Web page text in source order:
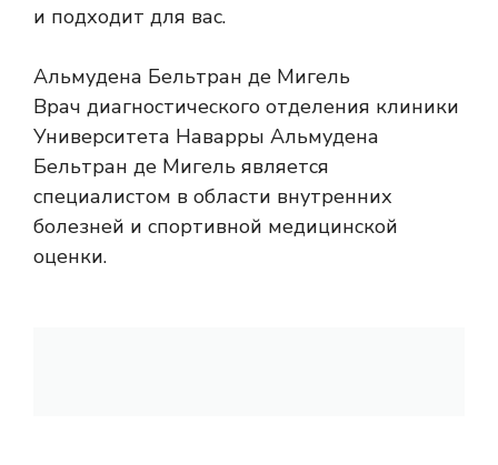
и подходит для вас.
Альмудена Бельтран де Мигель
Врач диагностического отделения клиники
Университета Наварры Альмудена
Бельтран де Мигель является
специалистом в области внутренних
болезней и спортивной медицинской
оценки.